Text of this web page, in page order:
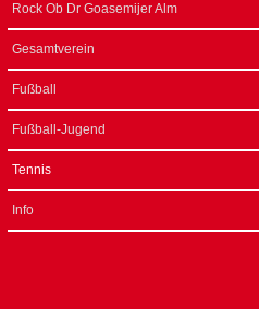
Rock Ob Dr Goasemijer Alm
Gesamtverein
Fußball
Fußball-Jugend
Tennis
Info